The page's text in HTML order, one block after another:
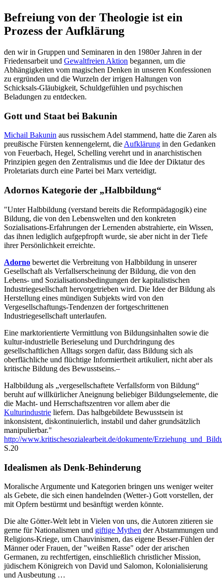
Befreiung von der Theologie ist ein
Prozess der Aufklärung
den wir in Gruppen und Seminaren in den 1980er Jahren in der
Friedensarbeit und Gewaltfreien Aktion begannen, um die
Abhängigkeiten vom magischen Denken in unseren Konfessionen
zu ergründen und die Wurzeln der irrigen Haltungen von
Schicksals-Gläubigkeit, Schuldgefühlen und psychischen
Beladungen zu entdecken.
Gott und Staat bei Bakunin
Michail Bakunin aus russischem Adel stammend, hatte die Zaren als
preußische Fürsten kennengelernt, dieAufklärung in den Gedanken
von Feuerbach, Hegel, Schelling verehrt und in anarchistischen
Prinzipien gegen den Zentralismus und die Idee der Diktatur des
Proletariats durch eine Partei bei Marx verteidigt.
Adornos Kategorie der „Halbbildung“
"Unter Halbbildung (verstand bereits die Reformpädagogik) eine
Bildung, die von den Lebenswelten und den konkreten
Sozialisations-Erfahrungen der Lernenden abstrahierte, ein Wissen,
das ihnen lediglich aufgepfropft wurde, sie aber nicht in der Tiefe
ihrer Persönlichkeit erreichte.
Adorno bewertet die Verbreitung von Halbbildung in unserer
Gesellschaft als Verfallserscheinung der Bildung, die von den
Lebens- und Sozialisationsbedingungen der kapitalistischen
Industriegesellschaft hervorgetrieben wird. Die Idee der Bildung als
Herstellung eines mündigen Subjekts wird von den
Vergesellschaftungs-Tendenzen der fortgeschrittenen
Industriegesellschaft unterlaufen.
Eine marktorientierte Vermittlung von Bildungsinhalten sowie die
kultur-industrielle Berieselung und Durchdringung des
gesellschaftlichen Alltags sorgen dafür, dass Bildung sich als
oberflächliche und flüchtige Informiertheit artikuliert, nicht aber als
kritische Bildung des Bewusstseins.–
Halbbildung als „vergesellschaftete Verfallsform von Bildung“
beruht auf willkürlicher Aneignung beliebiger Bildungselemente, die
die Macht- und Herrschaftszentren vor allem aber die
Kulturindustrie liefern. Das halbgebildete Bewusstsein ist
inkonsistent, diskontinuierlich, instabil und daher grundsätzlich
manipulierbar."
http://www.kritischesozialearbeit.de/dokumente/
S.20
Idealismen als Denk-Behinderung
Moralische Argumente und Kategorien bringen uns weniger weiter
als Gebete, die sich einen handelnden (Wetter-) Gott vorstellen, der
mit Opfern bestürmt und besänftigt werden könnte.
Die alte Götter-Welt lebt in Vielen von uns, die Autoren zitieren sie
gerne für Nationalismen und giftige Mythen der Abstammungen und
Religions-Kriege, um Chauvinismen, das eigene Besser-Fühlen der
Männer oder Frauen, der "weißen Rasse" oder der arischen
Germanen, zu rechtfertigen, einschließlich christlicher Mission,
jüdischem Königreich von David und Salomon, Kolonialisierung
und Ausbeutung …